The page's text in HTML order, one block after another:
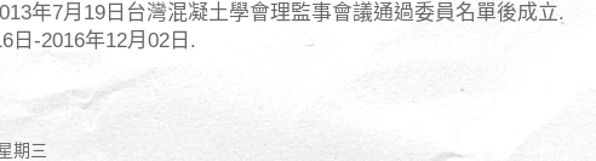
年7月19日台灣混凝土學會理監事會議通過委員名單後成立.
日-2016年12月02日.
期三